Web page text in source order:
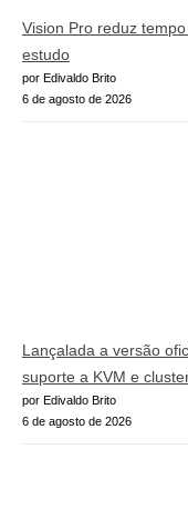
Vision Pro reduz
estudo
por Edivaldo Brito
6 de agosto de 2026
Lançalada a versão
suporte a KVM e
por Edivaldo Brito
6 de agosto de 2026